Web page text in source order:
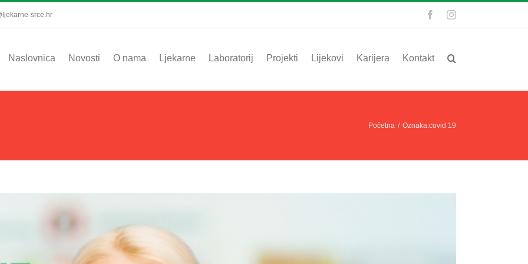
srce.hr FacebookInstagram
Naslovnica Novosti O nama Ljekarne Laboratorij Projekti Lijekovi Karijera Kontakt
Početna / Oznaka:covid 19